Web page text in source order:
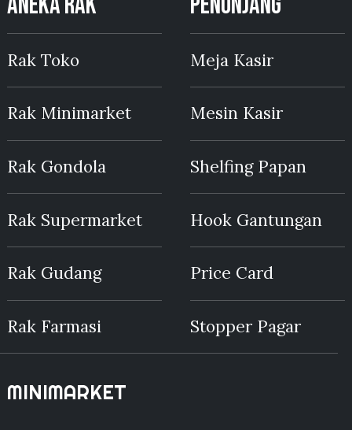
Rak Toko
Rak Minimarket
Rak Gondola
Rak Supermarket
Rak Gudang
Rak Farmasi
Meja Kasir
Mesin Kasir
Shelfing Papan
Hook Gantungan
Price Card
Stopper Pagar
MINIMARKET